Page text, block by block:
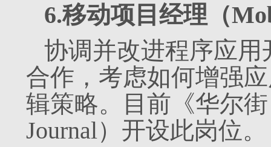
6.移动项目经理（
协调并改进程序应
合作，考虑如何增强
辑策略。目前《华尔街
Journal）开设此岗位。